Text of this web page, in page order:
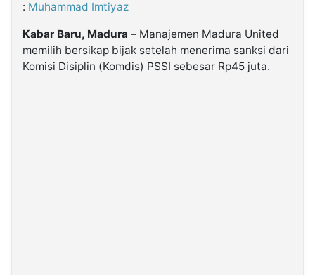
: Muhammad Imtiyaz
Kabar Baru, Madura – Manajemen Madura United
memilih bersikap bijak setelah menerima sanksi dari
Komisi Disiplin (Komdis) PSSI sebesar Rp45 juta.